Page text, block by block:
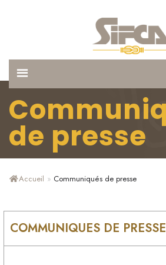
de presse
Accueil » Communiqués de presse
COMMUNIQUES DE PRESSE